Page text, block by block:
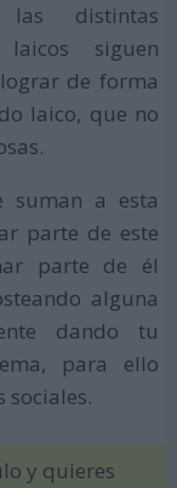
distintas
laicos siguen
de forma
laico, que no
suman a esta
parte de este
parte de él
alguna
dando tu
para ello
sociales.
y quieres